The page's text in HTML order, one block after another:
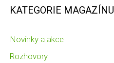
KATEGORIE MAGAZÍNU
Novinky a akce
Rozhovory